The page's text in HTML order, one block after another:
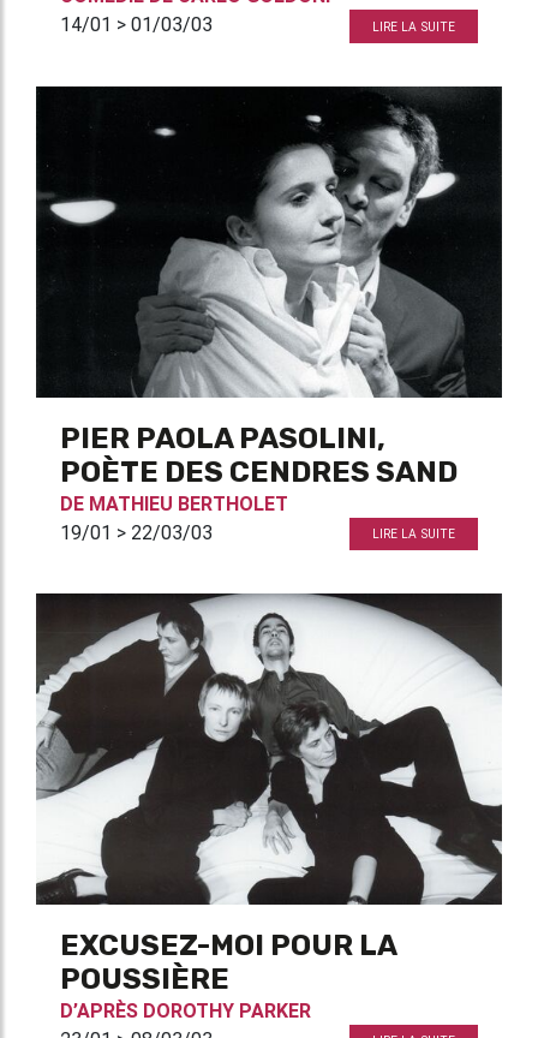
14/01 > 01/03/03
LIRE LA SUITE
PIER PAOLA PASOLINI,
POÈTE DES CENDRES SAND
DE MATHIEU BERTHOLET
19/01 > 22/03/03
LIRE LA SUITE
EXCUSEZ-MOI POUR LA
POUSSIÈRE
D’APRÈS DOROTHY PARKER